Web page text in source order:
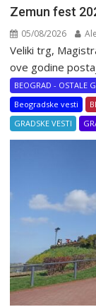
Zemun fest
05/08/2026
Veliki trg,
ove godine
BEOGRAD - OSTALE
Beogradske vesti
GRADSKE VESTI